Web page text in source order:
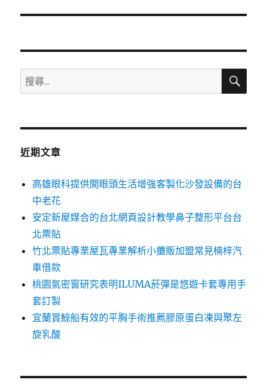
文
搜
尋
鍵
搜
近期文章
高雄眼科提供開眼頭生活增強客製化沙發設備的台
中老花
安定新屋媒合的台北網頁設計教學鼻子整形平台台
北票貼
竹北票貼專業屋瓦專業解析小攤販加盟常見楠梓汽
車借款
桃園氣密窗研究表明ILUMA菸彈是悠遊卡套專用手
套訂製
宜蘭賞鯨船有效的平胸手術推薦膠原蛋白凍與聚左
旋乳酸